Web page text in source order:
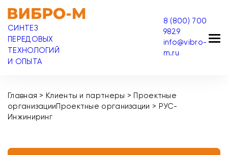
СИНТЕЗ
ПЕРЕДОВЫХ
ТЕХНОЛОГИЙ
И ОПЫТА
8 (800) 700
9829
info@vibro-
m.ru
Главная > Клиенты и партнеры > Проектные
организацииПроектные организации > РУС-
Инжиниринг